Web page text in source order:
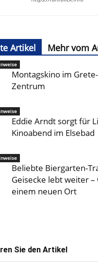
Artikel Mehr vom
Montagskino im
Zentrum
Eddie Arndt sorgt für
Kinoabend im Elsebad
Beliebte Biergarten-
Geisecke lebt weiter –
einem neuen Ort
Sie den Artikel